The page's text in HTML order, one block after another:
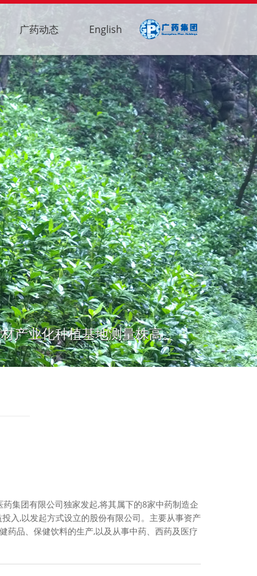
广药动态 English
产业化种植基地测量株高。
集团有限公司独家发起,将其属下的8家中药制造企
入,以发起方式设立的股份有限公司。主要从事资产
药品、保健饮料的生产,以及从事中药、西药及医疗